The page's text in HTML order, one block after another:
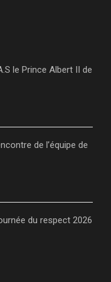
le Prince Albert II de
de l’équipe de
du respect 2026